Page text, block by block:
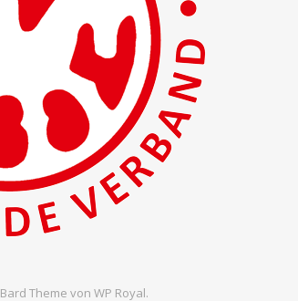
Bard Theme von WP Royal.